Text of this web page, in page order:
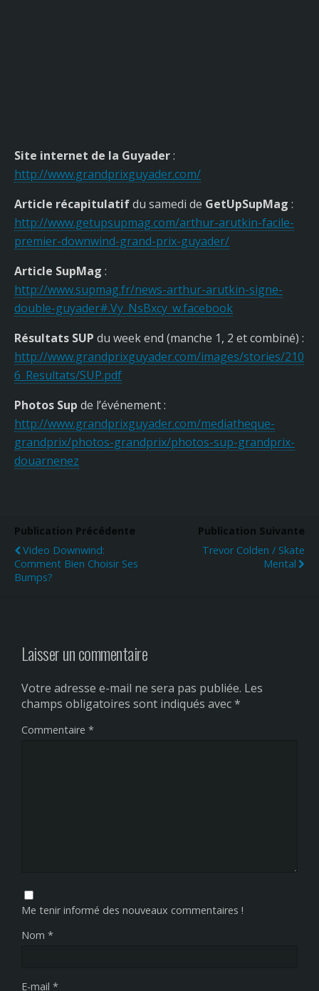
Site internet de la Guyader:
http://www.grandprixguyader.com/
Article récapitulatifdu samedi de GetUpSupMag :
http://www.getupsupmag.com/arthur-arutkin-facile-
premier-downwind-grand-prix-guyader/
Article SupMag :
http://www.supmag.fr/news-arthur-arutkin-signe-
double-guyader#.Vy_NsBxcy_w.facebook
Résultats SUP du week end (manche 1, 2 et combiné) :
http://www.grandprixguyader.com/images/stories/210
6_Resultats/SUP.pdf
Photos Sup de l’événement :
http://www.grandprixguyader.com/mediatheque-
grandprix/photos-grandprix/photos-sup-grandprix-
douarnenez
Publication Précédente
Video Downwind:
Comment Bien Choisir Ses
Bumps?
Publication Suivante
Trevor Colden / Skate
Mental
Laisser un commentaire
Votre adresse e-mail ne sera pas publiée. Les
champs obligatoires sont indiqués avec*
Commentaire *
Me tenir informé des nouveaux commentaires !
Nom *
E-mail *